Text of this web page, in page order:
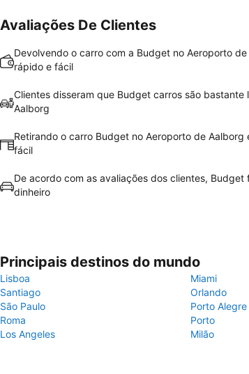
Avaliações De Clientes
Devolvendo o carro com a Budget no Aeroporto
rápido e fácil
Clientes disseram que Budget carros são bastante
Aalborg
Retirando o carro Budget no Aeroporto de
fácil
De acordo com as avaliações dos clientes,
dinheiro
Principais destinos do mundo
Lisboa
Miami
Santiago
Orlando
São Paulo
Porto Alegre
Roma
Porto
Los Angeles
Milão